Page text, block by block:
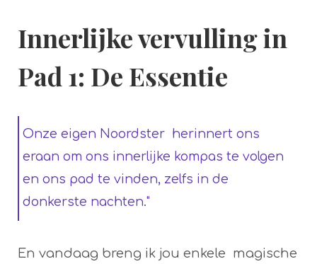
Innerlijke vervulling in
Pad 1: De Essentie
Onze eigen Noordster herinnert ons
eraan om ons innerlijke kompas te volgen
en ons pad te vinden, zelfs in de
donkerste nachten."
En vandaag breng ik jou enkele magische